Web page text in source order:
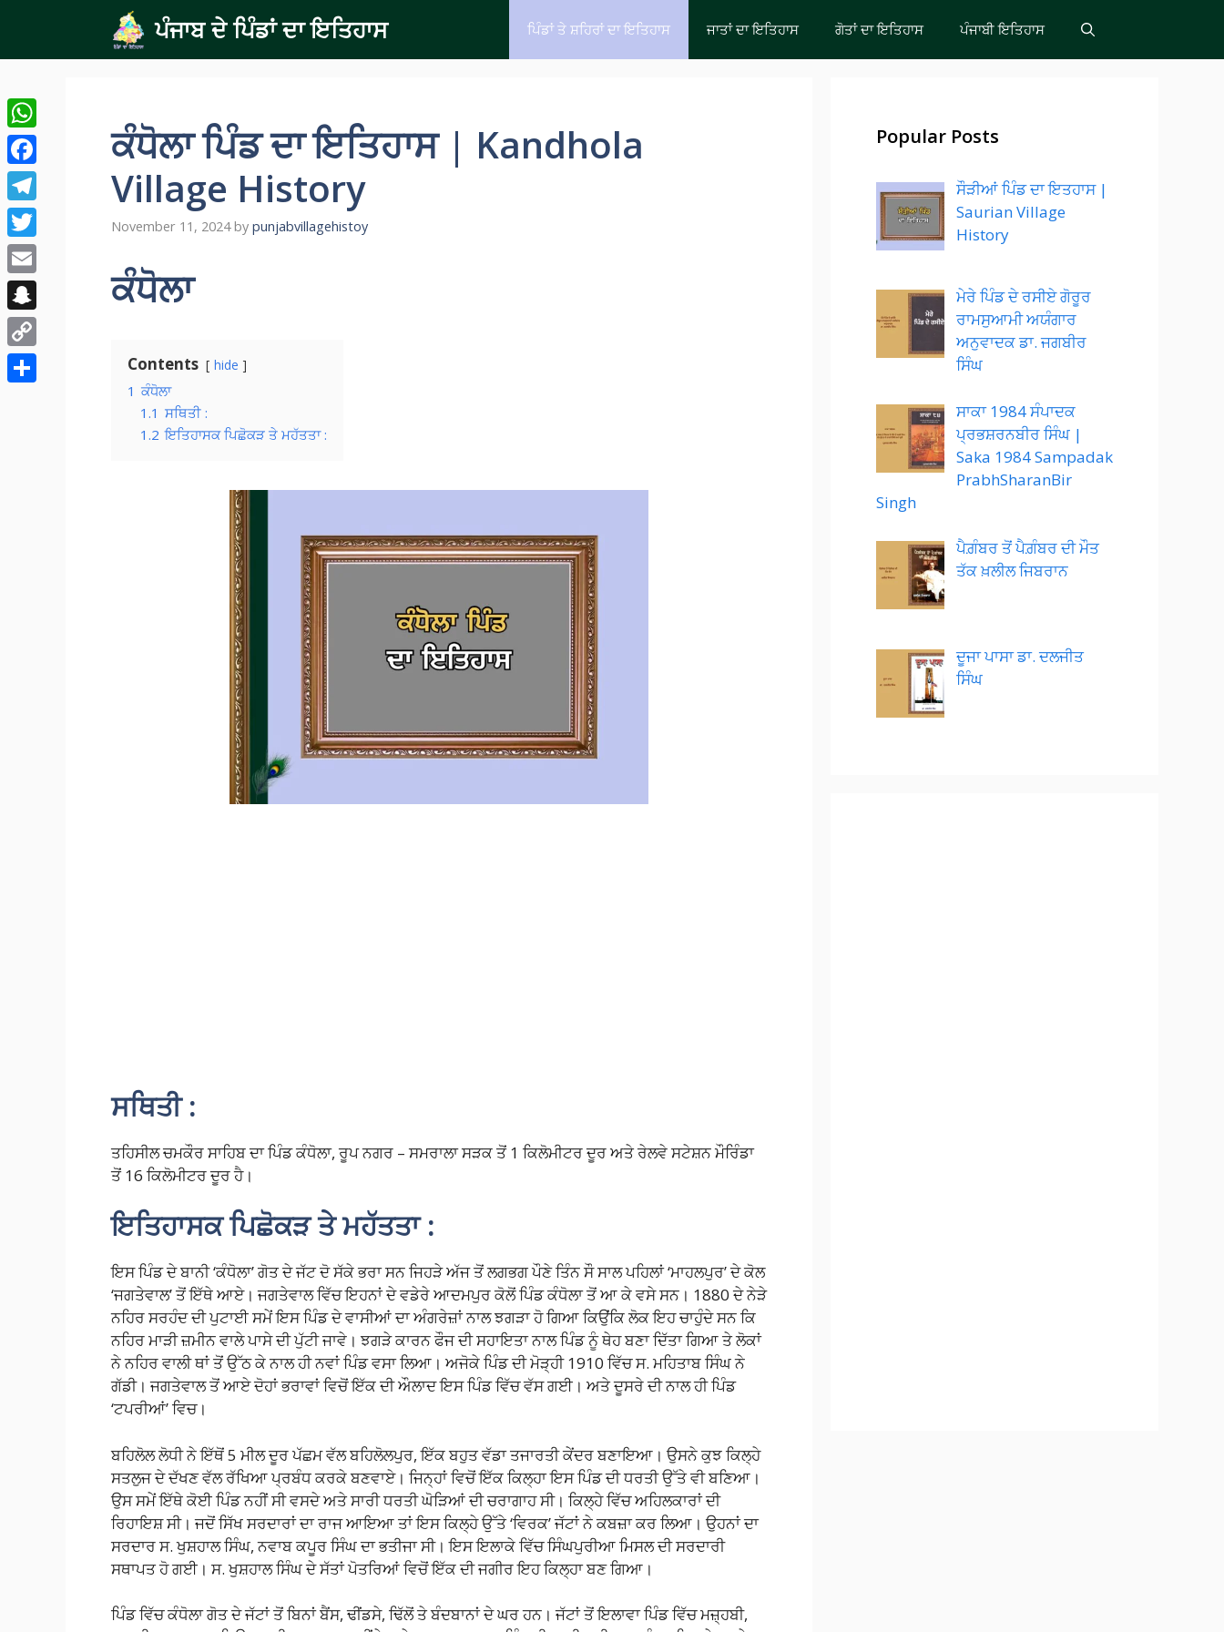
content
ਪੰਜਾਬ ਦੇ ਪਿੰਡਾਂ ਦਾ ਇਤਿਹਾਸ ਪਿੰਡਾਂ ਤੇ ਸ਼ਹਿਰਾਂ ਦਾ ਇਤਿਹਾਸ ਜਾਤਾਂ ਦਾ ਇਤਿਹਾਸ ਗੋਤਾਂ ਦਾ ਇਤਿਹਾਸ ਪੰਜਾਬੀ ਇਤਿਹਾਸ
ਕੰਧੋਲਾ ਪਿੰਡ ਦਾ ਇਤਿਹਾਸ | Kandhola
Village History
November 11, 2024 by punjabvillagehistoy
ਕੰਧੋਲਾ
Contents hide
1 ਕੰਧੋਲਾ
1.1 ਸਥਿਤੀ :
1.2 ਇਤਿਹਾਸਕ ਪਿਛੋਕੜ ਤੇ ਮਹੱਤਤਾ :
ਸਥਿਤੀ :
ਤਹਿਸੀਲ ਚਮਕੌਰ ਸਾਹਿਬ ਦਾ ਪਿੰਡ ਕੰਧੋਲਾ, ਰੂਪ ਨਗਰ – ਸਮਰਾਲਾ ਸੜਕ ਤੋਂ 1 ਕਿਲੋਮੀਟਰ ਦੂਰ ਅਤੇ ਰੇਲਵੇ ਸਟੇਸ਼ਨ ਮੌਰਿੰਡਾ
ਤੋਂ 16 ਕਿਲੋਮੀਟਰ ਦੂਰ ਹੈ।
ਇਤਿਹਾਸਕ ਪਿਛੋਕੜ ਤੇ ਮਹੱਤਤਾ :
ਇਸ ਪਿੰਡ ਦੇ ਬਾਨੀ ‘ਕੰਧੋਲਾ’ ਗੋਤ ਦੇ ਜੱਟ ਦੋ ਸੱਕੇ ਭਰਾ ਸਨ ਜਿਹੜੇ ਅੱਜ ਤੋਂ ਲਗਭਗ ਪੌਣੇ ਤਿੰਨ ਸੌ ਸਾਲ ਪਹਿਲਾਂ ‘ਮਾਹਲਪੁਰ’ ਦੇ ਕੋਲ
‘ਜਗਤੇਵਾਲ’ ਤੋਂ ਇੱਥੇ ਆਏ। ਜਗਤੇਵਾਲ ਵਿੱਚ ਇਹਨਾਂ ਦੇ ਵਡੇਰੇ ਆਦਮਪੁਰ ਕੋਲੋਂ ਪਿੰਡ ਕੰਧੋਲਾ ਤੋਂ ਆ ਕੇ ਵਸੇ ਸਨ। 1880 ਦੇ ਨੇੜੇ
ਨਹਿਰ ਸਰਹੰਦ ਦੀ ਪੁਟਾਈ ਸਮੇਂ ਇਸ ਪਿੰਡ ਦੇ ਵਾਸੀਆਂ ਦਾ ਅੰਗਰੇਜ਼ਾਂ ਨਾਲ ਝਗੜਾ ਹੋ ਗਿਆ ਕਿਉਂਕਿ ਲੋਕ ਇਹ ਚਾਹੁੰਦੇ ਸਨ ਕਿ
ਨਹਿਰ ਮਾੜੀ ਜ਼ਮੀਨ ਵਾਲੇ ਪਾਸੇ ਦੀ ਪੁੱਟੀ ਜਾਵੇ। ਝਗੜੇ ਕਾਰਨ ਫੌਜ ਦੀ ਸਹਾਇਤਾ ਨਾਲ ਪਿੰਡ ਨੂੰ ਥੇਹ ਬਣਾ ਦਿੱਤਾ ਗਿਆ ਤੇ ਲੋਕਾਂ
ਨੇ ਨਹਿਰ ਵਾਲੀ ਥਾਂ ਤੋਂ ਉੱਠ ਕੇ ਨਾਲ ਹੀ ਨਵਾਂ ਪਿੰਡ ਵਸਾ ਲਿਆ। ਅਜੋਕੇ ਪਿੰਡ ਦੀ ਮੋੜ੍ਹੀ 1910 ਵਿੱਚ ਸ. ਮਹਿਤਾਬ ਸਿੰਘ ਨੇ
ਗੱਡੀ। ਜਗਤੇਵਾਲ ਤੋਂ ਆਏ ਦੋਹਾਂ ਭਰਾਵਾਂ ਵਿਚੋਂ ਇੱਕ ਦੀ ਔਲਾਦ ਇਸ ਪਿੰਡ ਵਿੱਚ ਵੱਸ ਗਈ। ਅਤੇ ਦੂਸਰੇ ਦੀ ਨਾਲ ਹੀ ਪਿੰਡ
‘ਟਪਰੀਆਂ’ ਵਿਚ।
ਬਹਿਲੋਲ ਲੋਧੀ ਨੇ ਇੱਥੋਂ 5 ਮੀਲ ਦੂਰ ਪੱਛਮ ਵੱਲ ਬਹਿਲੋਲਪੁਰ, ਇੱਕ ਬਹੁਤ ਵੱਡਾ ਤਜਾਰਤੀ ਕੇਂਦਰ ਬਣਾਇਆ। ਉਸਨੇ ਕੁਝ ਕਿਲ੍ਹੇ
ਸਤਲੁਜ ਦੇ ਦੱਖਣ ਵੱਲ ਰੱਖਿਆ ਪ੍ਰਬੰਧ ਕਰਕੇ ਬਣਵਾਏ। ਜਿਨ੍ਹਾਂ ਵਿਚੋਂ ਇੱਕ ਕਿਲ੍ਹਾ ਇਸ ਪਿੰਡ ਦੀ ਧਰਤੀ ਉੱਤੇ ਵੀ ਬਣਿਆ।
ਉਸ ਸਮੇਂ ਇੱਥੇ ਕੋਈ ਪਿੰਡ ਨਹੀਂ ਸੀ ਵਸਦੇ ਅਤੇ ਸਾਰੀ ਧਰਤੀ ਘੋੜਿਆਂ ਦੀ ਚਰਾਗਾਹ ਸੀ। ਕਿਲ੍ਹੇ ਵਿੱਚ ਅਹਿਲਕਾਰਾਂ ਦੀ
ਰਿਹਾਇਸ਼ ਸੀ। ਜਦੋਂ ਸਿੱਖ ਸਰਦਾਰਾਂ ਦਾ ਰਾਜ ਆਇਆ ਤਾਂ ਇਸ ਕਿਲ੍ਹੇ ਉੱਤੇ ‘ਵਿਰਕ’ ਜੱਟਾਂ ਨੇ ਕਬਜ਼ਾ ਕਰ ਲਿਆ। ਉਹਨਾਂ ਦਾ
ਸਰਦਾਰ ਸ. ਖੁਸ਼ਹਾਲ ਸਿੰਘ, ਨਵਾਬ ਕਪੂਰ ਸਿੰਘ ਦਾ ਭਤੀਜਾ ਸੀ। ਇਸ ਇਲਾਕੇ ਵਿੱਚ ਸਿੰਘਪੁਰੀਆ ਮਿਸਲ ਦੀ ਸਰਦਾਰੀ
ਸਥਾਪਤ ਹੋ ਗਈ। ਸ. ਖੁਸ਼ਹਾਲ ਸਿੰਘ ਦੇ ਸੱਤਾਂ ਪੋਤਰਿਆਂ ਵਿਚੋਂ ਇੱਕ ਦੀ ਜਗੀਰ ਇਹ ਕਿਲ੍ਹਾ ਬਣ ਗਿਆ।
ਪਿੰਡ ਵਿੱਚ ਕੰਧੋਲਾ ਗੋਤ ਦੇ ਜੱਟਾਂ ਤੋਂ ਬਿਨਾਂ ਬੈਂਸ, ਢੀਂਡਸੇ, ਢਿੱਲੋਂ ਤੇ ਬੰਦਬਾਨਾਂ ਦੇ ਘਰ ਹਨ। ਜੱਟਾਂ ਤੋਂ ਇਲਾਵਾ ਪਿੰਡ ਵਿੱਚ ਮਜ਼੍ਹਬੀ,
Popular Posts
ਸੌੜੀਆਂ ਪਿੰਡ ਦਾ ਇਤਹਾਸ |
Saurian Village
History
ਮੇਰੇ ਪਿੰਡ ਦੇ ਰਸੀਏ ਗੋਰੂਰ
ਰਾਮਸੁਆਮੀ ਅਯੰਗਾਰ
ਅਨੁਵਾਦਕ ਡਾ. ਜਗਬੀਰ
ਸਿੰਘ
ਸਾਕਾ 1984 ਸੰਪਾਦਕ
ਪ੍ਰਭਸ਼ਰਨਬੀਰ ਸਿੰਘ |
Saka 1984 Sampadak
PrabhSharanBir
Singh
ਪੈਗ਼ੰਬਰ ਤੋਂ ਪੈਗ਼ੰਬਰ ਦੀ ਮੌਤ
ਤੱਕ ਖ਼ਲੀਲ ਜਿਬਰਾਨ
ਦੂਜਾ ਪਾਸਾ ਡਾ. ਦਲਜੀਤ
ਸਿੰਘ
WhatsApp
Facebook
Telegram
Twitter
Email
Snapchat
Copy
Link